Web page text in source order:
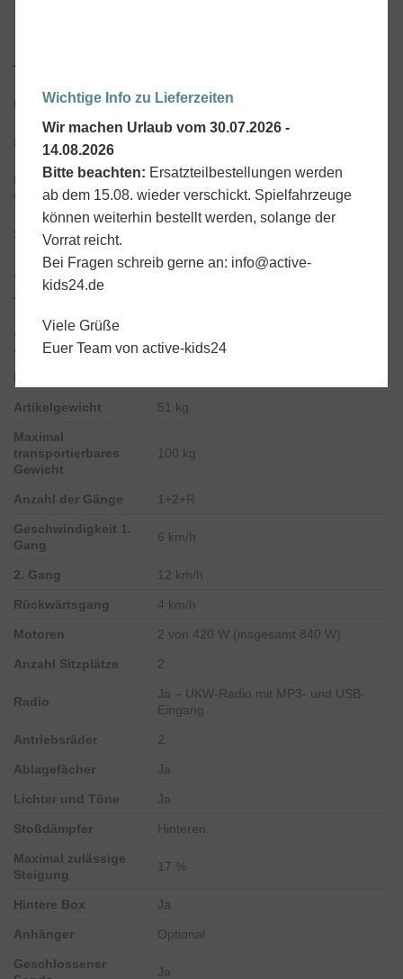
TECHNISCHE SPEZIFIKATIONEN
Nutzungsalter 6 +
Bremsen
„All in one“ mit elektrischem
Ideale
Oberflächen/Gelände
Tolle Leistung auch bergauf und in
unwegsamem Gelände.
Sicherheitsgurte
2 Diagonalgurte unabhängig und
Anzahl der Räder 4
Typ Räder
Abmessungen
Artikel
101 x 161,5 x 106,5 cm
Packungsgröße
Artikelgewicht 51 kg
Maximal
transportierbares
Gewicht
100 kg
Anzahl der Gänge 1+2+R
Geschwindigkeit 1.
Gang
6 km/h
2. Gang 12 km/h
Rückwärtsgang 4 km/h
Motoren 2 von 420 W (insgesamt 840 W)
Anzahl Sitzplätze 2
Radio
Ja – UKW-Radio mit MP3- und USB-
Eingang
Antriebsräder 2
Ablagefächer Ja
Lichter und Töne Ja
Stoßdämpfer Hinteren.
Maximal zulässige
Steigung
17 %
Hintere Box Ja
Anhänger Optional
Geschlossener
Ja
Wichtige Info zu Lieferzeiten
Wir machen Urlaub vom 30.07.2026 -
14.08.2026
Bitte beachten: Ersatzteilbestellungen werden
ab dem 15.08. wieder verschickt. Spielfahrzeuge
können weiterhin bestellt werden, solange der
Vorrat reicht.
Bei Fragen schreib gerne an: info@active-
kids24.de
Viele Grüße
Euer Team von active-kids24